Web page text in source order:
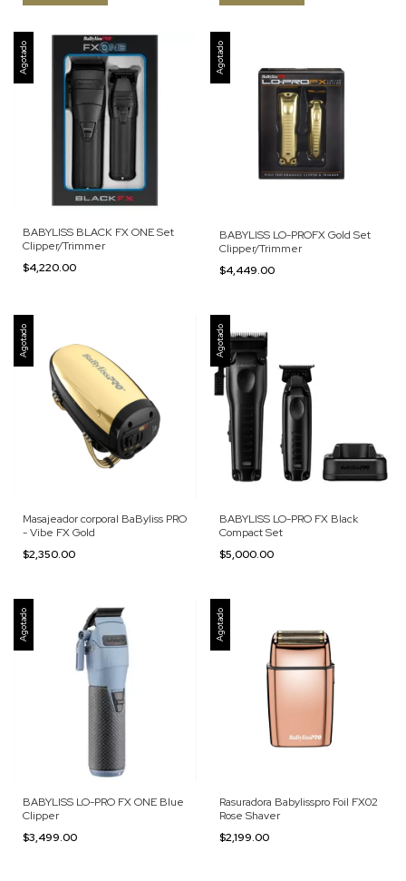
Agotado
BABYLISS BLACK FX ONE Set
Clipper/Trimmer
$4,220.00
Agotado
BABYLISS LO-PROFX Gold Set
Clipper/Trimmer
$4,449.00
Agotado
Masajeador corporal BaByliss PRO
- Vibe FX Gold
$2,350.00
Agotado
BABYLISS LO-PRO FX Black
Compact Set
$5,000.00
Agotado
BABYLISS LO-PRO FX ONE Blue
Clipper
$3,499.00
Agotado
Rasuradora Babylisspro Foil FX02
Rose Shaver
$2,199.00